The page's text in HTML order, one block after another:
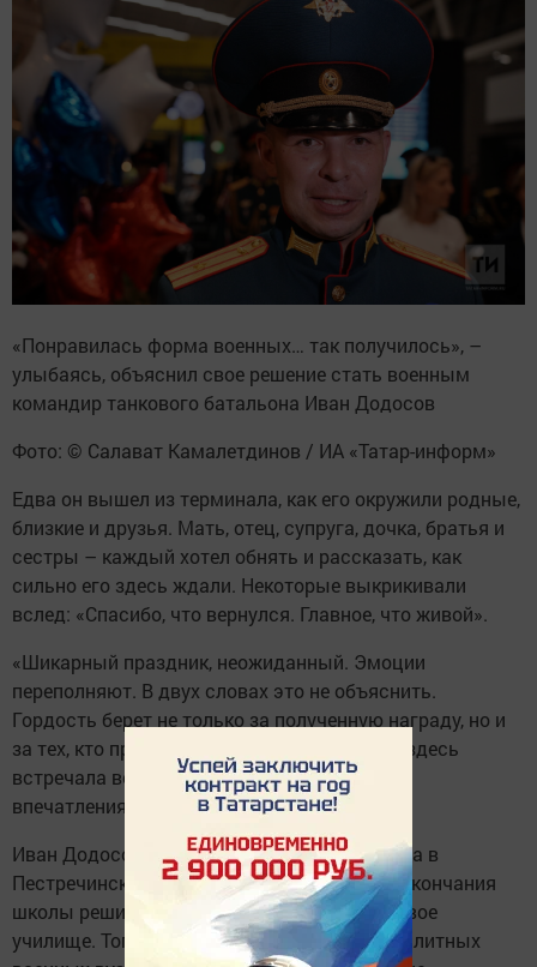
«Понравилась форма военных… так получилось», –
улыбаясь, объяснил свое решение стать военным
командир танкового батальона Иван Додосов
Фото: © Салават Камалетдинов / ИА «Татар-информ»
Едва он вышел из терминала, как его окружили родные,
близкие и друзья. Мать, отец, супруга, дочка, братья и
сестры – каждый хотел обнять и рассказать, как
сильно его здесь ждали. Некоторые выкрикивали
вслед: «Спасибо, что вернулся. Главное, что живой».
«Шикарный праздник, неожиданный. Эмоции
переполняют. В двух словах это не объяснить.
Гордость берет не только за полученную награду, но и
за тех, кто пришел меня поддержать. Меня здесь
встречала вся семья», – делился своими
впечатлениями Герой России.
Иван Додосов родился 7 сентября 1989 года в
Пестречинском районе Татарстана. После окончания
школы решил поступить в Казанское танковое
училище. Тогда, став курсантом одного из элитных